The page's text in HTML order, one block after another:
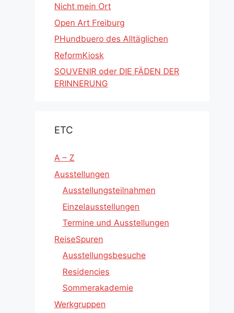
Nicht mein Ort
Open Art Freiburg
PHundbuero des Alltäglichen
ReformKiosk
SOUVENIR oder DIE FÄDEN DER
ERINNERUNG
ETC
A – Z
Ausstellungen
Ausstellungsteilnahmen
Einzelausstellungen
Termine und Ausstellungen
ReiseSpuren
Ausstellungsbesuche
Residencies
Sommerakademie
Werkgruppen